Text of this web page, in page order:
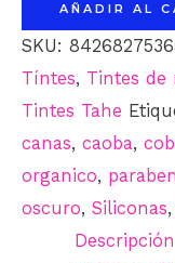
Rubio
oscuro
caoba
perla
Organic
care
cantidad
AÑADIR AL
SKU:
Tíntes, Tintes de
Tintes Tahe
canas, caoba,
organico,
oscuro, Siliconas,
Descripción